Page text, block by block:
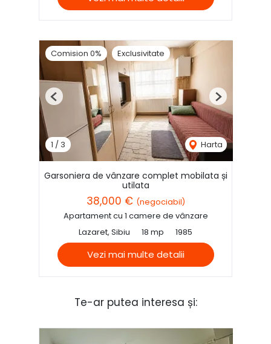
Comision 0% Exclusivitate
1 / 3 Harta
Previous Next
Garsoniera de vânzare complet mobilata și
utilata
38,000 € (negociabil)
Apartament cu 1 camere de vânzare
Lazaret, Sibiu
18 mp 1985
Vezi mai multe detalii
Te-ar putea interesa și: